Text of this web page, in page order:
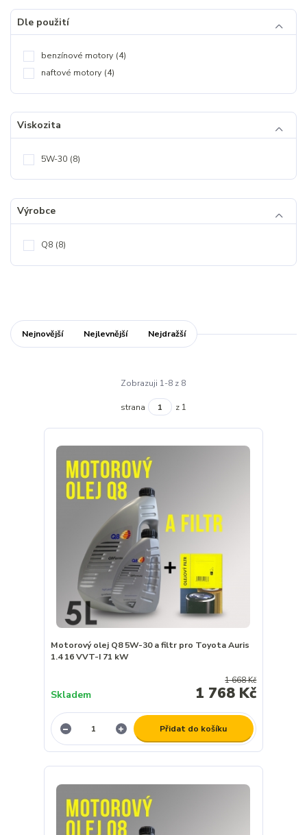
Dle použití
benzínové motory (4)
naftové motory (4)
Viskozita
5W-30 (8)
Výrobce
Q8 (8)
Nejnovější Nejlevnější Nejdražší
Zobrazuji 1-8 z 8
strana z 1
Motorový olej Q8 5W-30 a filtr pro Toyota Auris
1.4 16 VVT-I 71 kW
1 668 Kč
1 768 Kč
Skladem
Přidat do košíku